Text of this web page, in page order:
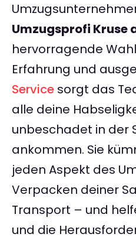
Umzugsprofi Kruse
hervorragende
Erfahrung und
Service sorgt das
alle deine
unbeschadet in der
ankommen. Sie
jeden Aspekt des
Verpacken deiner
Transport – und
und die